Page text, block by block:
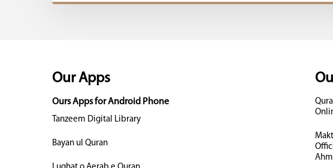
Our Apps
Ours Apps for Android Phone
Tanzeem Digital Library
Bayan ul Quran